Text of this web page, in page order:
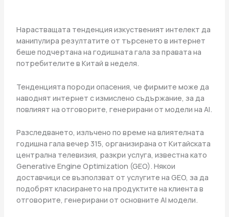
Нарастващата тенденция изкуственият интелект да
манипулира резултатите от търсенето в интернет
беше подчертана на годишната гала за правата на
потребителите в Китай в неделя.
Тенденцията породи опасения, че фирмите може да
наводнят интернет с измислено съдържание, за да
повлияят на отговорите, генерирани от модели на AI.
Разследването, излъчено по време на влиятелната
годишна гала вечер 315, организирана от Китайската
централна телевизия, разкри услуга, известна като
Generative Engine Optimization (GEO). Някои
доставчици се възползват от услугите на GEO, за да
подобрят класирането на продуктите на клиента в
отговорите, генерирани от основните AI модели.